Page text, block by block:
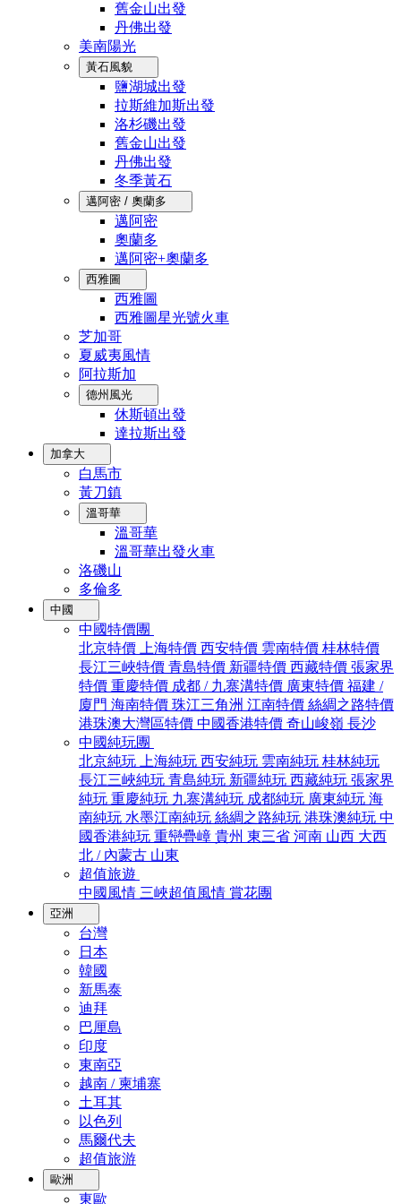
舊金山出發
丹佛出發
美南陽光
黃石風貌
鹽湖城出發
拉斯維加斯出發
洛杉磯出發
舊金山出發
丹佛出發
冬季黃石
邁阿密 / 奧蘭多
邁阿密
奧蘭多
邁阿密+奧蘭多
西雅圖
西雅圖
西雅圖星光號火車
芝加哥
夏威夷風情
阿拉斯加
德州風光
休斯頓出發
達拉斯出發
加拿大
白馬市
黃刀鎮
溫哥華
溫哥華
溫哥華出發火車
洛磯山
多倫多
中國
中國特價團
北京特價
上海特價 西安特價 雲南特價 桂林特價
長江三峽特價 青島特價 新疆特價 西藏特價 張家界
特價 重慶特價 成都 / 九寨溝特價 廣東特價 福建 /
廈門 海南特價 珠江三角洲 江南特價 絲綢之路特價
港珠澳大灣區特價 中國香港特價 奇山峻嶺 長沙
中國純玩團
北京純玩
上海純玩 西安純玩 雲南純玩 桂林純玩
長江三峽純玩 青島純玩 新疆純玩 西藏純玩 張家界
純玩 重慶純玩 九寨溝純玩 成都純玩 廣東純玩 海
南純玩 水墨江南純玩 絲綢之路純玩 港珠澳純玩 中
國香港純玩 重巒疊嶂 貴州 東三省 河南 山西 大西
北 / 內蒙古 山東
超值旅遊
中國風情 三峽超值風情 賞花團
亞洲
台灣
日本
韓國
新馬泰
迪拜
巴厘島
印度
東南亞
越南 / 柬埔寨
土耳其
以色列
馬爾代夫
超值旅游
歐洲
東歐